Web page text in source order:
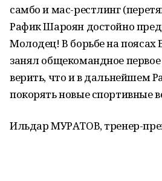
самбо и мас-рестлинг
Рафик Шароян достойно
Молодец! В борьбе на поясах
занял общекомандное первое
верить, что и в дальнейшем
покорять новые спортивные
Ильдар МУРАТОВ, тренер-